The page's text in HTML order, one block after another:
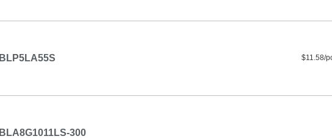
BLP5LA55S $11.58/
BLA8G1011LS-300